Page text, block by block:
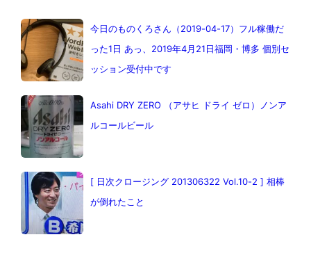
今日のものくろさん（2019-04-17）フル稼働だ
った1日 あっ、2019年4月21日福岡・博多 個別セ
ッション受付中です
Asahi DRY ZERO （アサヒ ドライ ゼロ）ノンア
ルコールビール
[ 日次クロージング 201306322 Vol.10-2 ] 相棒
が倒れたこと